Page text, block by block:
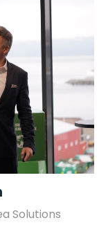
Solutions